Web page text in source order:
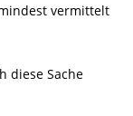
vermittelt
diese Sache